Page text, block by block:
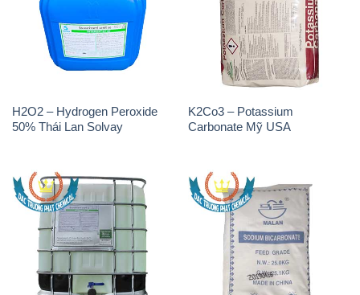
H2O2 – Hydrogen Peroxide
50% Thái Lan Solvay
K2Co3 – Potassium
Carbonate Mỹ USA